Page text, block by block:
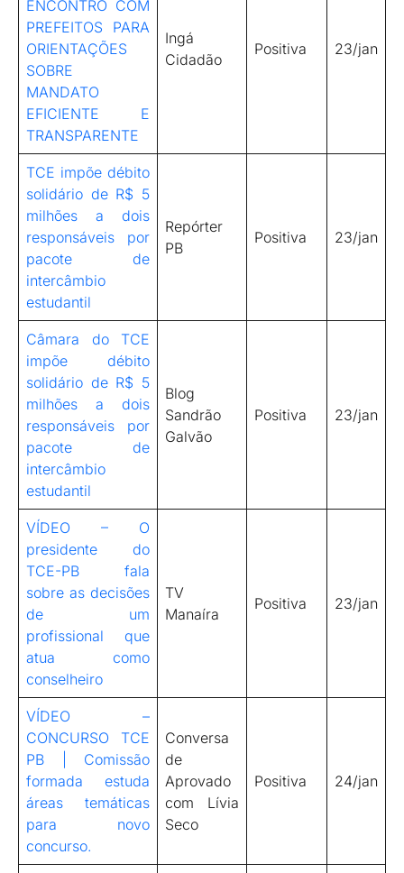
ENCONTRO COM
PREFEITOS PARA
ORIENTAÇÕES
SOBRE
MANDATO
EFICIENTE E
TRANSPARENTE
Ingá
Cidadão
Positiva 23/jan
TCE impõe débito
solidário de R$ 5
milhões a dois
responsáveis por
pacote de
intercâmbio
estudantil
Repórter
PB
Positiva 23/jan
Câmara do TCE
impõe débito
solidário de R$ 5
milhões a dois
responsáveis por
pacote de
intercâmbio
estudantil
Blog
Sandrão
Galvão
Positiva 23/jan
VÍDEO – O
presidente do
TCE-PB fala
sobre as decisões
de um
profissional que
atua como
conselheiro
TV
Manaíra
Positiva 23/jan
VÍDEO –
CONCURSO TCE
PB | Comissão
formada estuda
áreas temáticas
para novo
concurso.
Conversa
de
Aprovado
com Lívia
Seco
Positiva 24/jan